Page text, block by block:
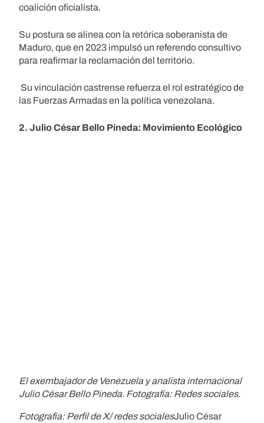
coalición oficialista.
Su postura se alinea con la retórica soberanista de
Maduro, que en 2023 impulsó un referendo consultivo
para reafirmar la reclamación del territorio.
Su vinculación castrense refuerza el rol estratégico de
las Fuerzas Armadas en la política venezolana.
2. Julio César Bello Pineda: Movimiento Ecológico
El exembajador de Venezuela y analista internacional
Julio César Bello Pineda. Fotografía: Redes sociales.
Fotografía: Perfil de X/ redes socialesJulio César